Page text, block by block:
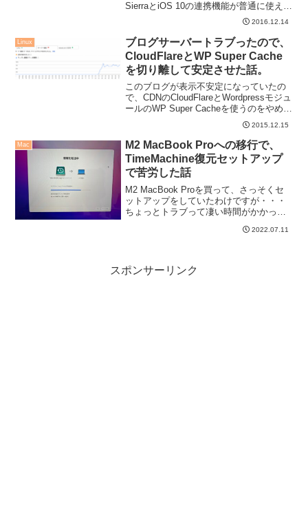
SierraとiOS 10の連携機能が普通に使える
環境になりまして、ちょっと感動してお
2016.12.14
Linux
ブログサーバートラブったので、
CloudFlareとWP Super Cache
を切り離して安定させた話。
このブログが表示不安定になっていたの
で、CDNのCloudFlareとWordpressモジュ
ールのWP Super Cacheを使うのをやめて
みました。しばらく様子を見つつ、次の
2015.12.15
Mac
M2 MacBook Proへの移行で、
TimeMachine復元セットアップ
で苦労した話
M2 MacBook Proを買って、さっそくセ
ットアップをしていたわけですが・・・
ちょっとトラブって凄い時間がかかって
TimeMachineバックアップの取り扱いに
2022.07.11
スポンサーリンク